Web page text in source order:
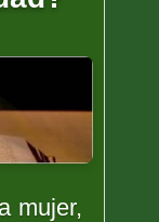
mujer,